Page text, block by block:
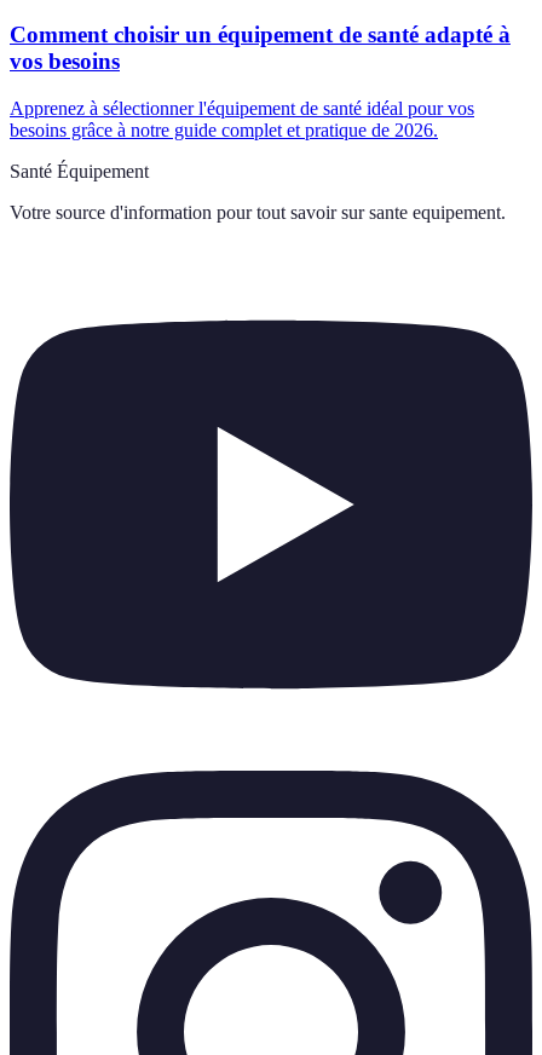
Comment choisir un équipement de santé adapté à
vos besoins
Apprenez à sélectionner l'équipement de santé idéal pour vos
besoins grâce à notre guide complet et pratique de 2026.
Santé Équipement
Votre source d'information pour tout savoir sur sante equipement.